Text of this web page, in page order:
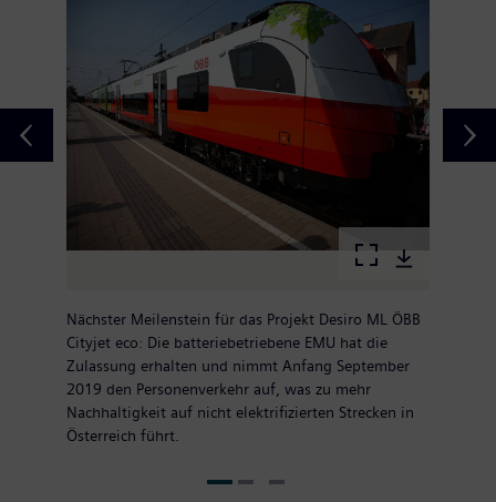
Nächster Meilenstein für das Projekt Desiro ML ÖBB
Cityjet eco: Die batteriebetriebene EMU hat die
Zulassung erhalten und nimmt Anfang September
2019 den Personenverkehr auf, was zu mehr
Nachhaltigkeit auf nicht elektrifizierten Strecken in
Österreich führt.